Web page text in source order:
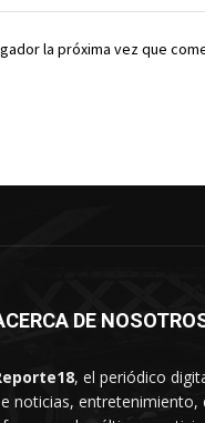
la próxima vez que
DE
, el periódico
noticias, entretenimiento,